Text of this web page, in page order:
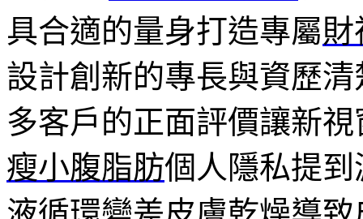
具合適的量身打造專屬財
設計創新的專長與資歷
多客戶的正面評價讓新
瘦小腹脂肪個人隱私提